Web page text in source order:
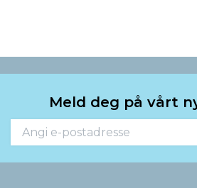
Meld deg på vårt